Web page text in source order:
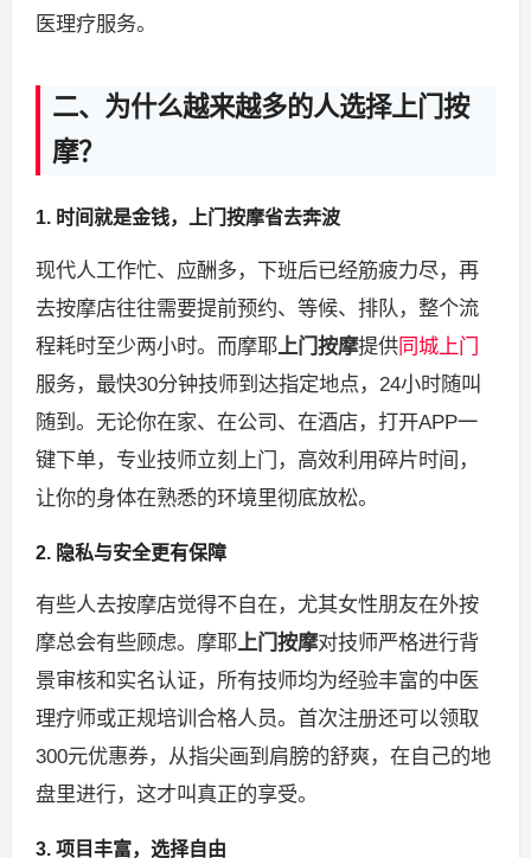
医理疗服务。
二、为什么越来越多的人选择上门按
摩？
1. 时间就是金钱，上门按摩省去奔波
现代人工作忙、应酬多，下班后已经筋疲力尽，再
去按摩店往往需要提前预约、等候、排队，整个流
程耗时至少两小时。而摩耶上门按摩提供同城上门
服务，最快30分钟技师到达指定地点，24小时随叫
随到。无论你在家、在公司、在酒店，打开APP一
键下单，专业技师立刻上门，高效利用碎片时间，
让你的身体在熟悉的环境里彻底放松。
2. 隐私与安全更有保障
有些人去按摩店觉得不自在，尤其女性朋友在外按
摩总会有些顾虑。摩耶上门按摩对技师严格进行背
景审核和实名认证，所有技师均为经验丰富的中医
理疗师或正规培训合格人员。首次注册还可以领取
300元优惠券，从指尖画到肩膀的舒爽，在自己的地
盘里进行，这才叫真正的享受。
3. 项目丰富，选择自由